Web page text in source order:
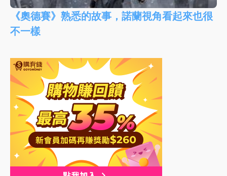
《奧德賽》熟悉的故事，諾蘭視角看起來也很
不一樣